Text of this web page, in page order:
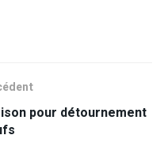
pour détournement